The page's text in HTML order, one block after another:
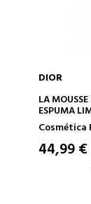
DIOR
LA
ESPUMA
Cosmética
44,99 €